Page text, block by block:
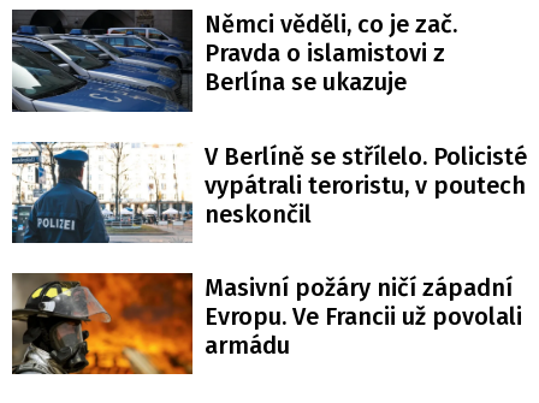
Němci věděli, co je zač.
Pravda o islamistovi z
Berlína se ukazuje
V Berlíně se střílelo. Policisté
vypátrali teroristu, v poutech
neskončil
Masivní požáry ničí západní
Evropu. Ve Francii už povolali
armádu